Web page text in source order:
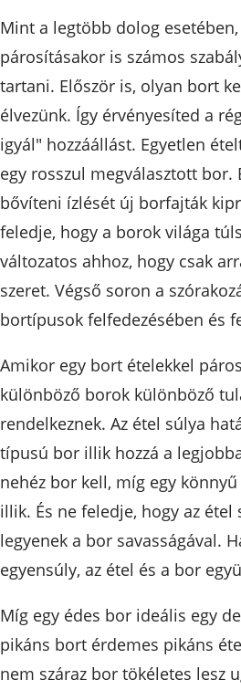
Mint a legtöbb dolog
párosításakor is számos
tartani. Először is, olyan bort
élvezünk. Így érvényesíted a
igyál" hozzáállást. Egyetlen
egy rosszul megválasztott
bővíteni ízlését új borfajták
feledje, hogy a borok világa
változatos ahhoz, hogy csak
szeret. Végső soron a
bortípusok felfedezésében és
Amikor egy bort ételekkel
különböző borok különböző
rendelkeznek. Az étel súlya
típusú bor illik hozzá a
nehéz bor kell, míg egy
illik. És ne feledje, hogy az étel
legyenek a bor savasságával.
egyensúly, az étel és a bor
Míg egy édes bor ideális egy
pikáns bort érdemes pikáns
nem száraz bor tökéletes lesz